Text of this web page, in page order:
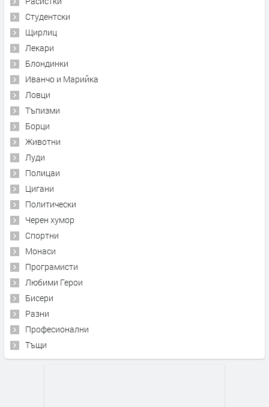
Студентски
Щирлиц
Лекари
Блондинки
Иванчо и Марийка
Ловци
Тъпизми
Борци
Животни
Луди
Полицаи
Цигани
Политически
Черен хумор
Спортни
Монаси
Програмисти
Любими Герои
Бисери
Разни
Професионални
Тъщи